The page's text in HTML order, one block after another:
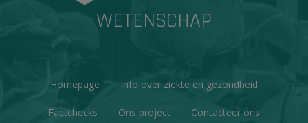
WETENSCHAP
Homepage Info over ziekte en gezondheid
Factchecks Ons project Contacteer ons